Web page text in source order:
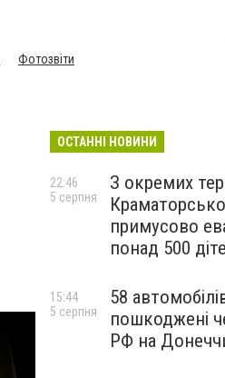
Фотозвіти
ОСТАННІ НОВИНИ
З окремих
примусово
понад 500
22:46
5 серпня
58
пошкоджені
РФ на
15:44
5 серпня